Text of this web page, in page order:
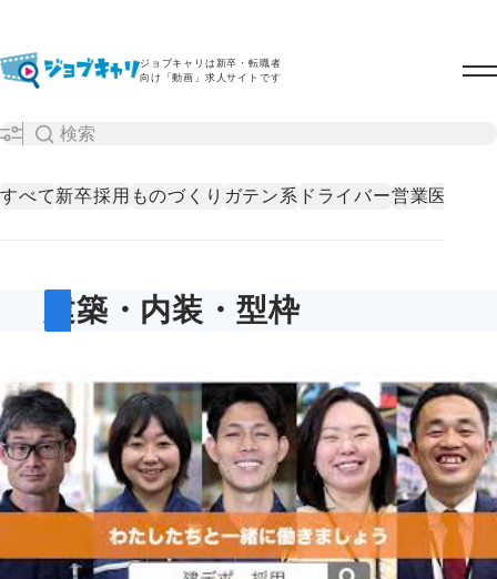
ジョブキャリは新卒・転職者
向け「動画」求人サイトです
すべて新卒採用 ものづくり ガテン系 ドライバー営業医療・
建築・内装・型枠